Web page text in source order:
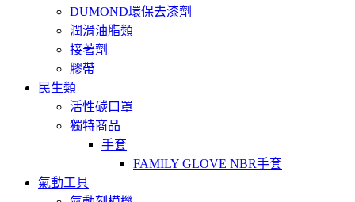
DUMOND環保去漆劑
潤滑油脂類
接著劑
膠帶
民生類
活性碳口罩
獨特商品
手套
FAMILY GLOVE NBR手套
氣動工具